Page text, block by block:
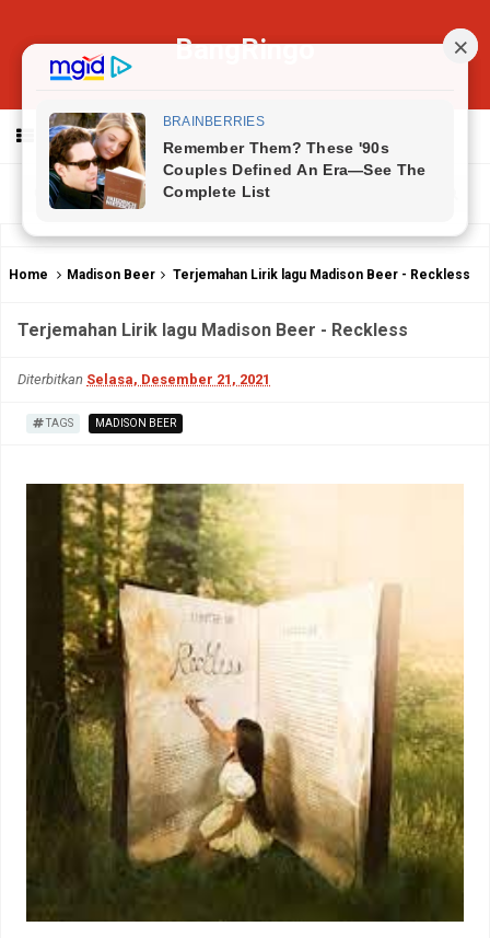
BangRingo
MENU
Home Madison Beer Terjemahan Lirik lagu Madison Beer - Reckless
Terjemahan Lirik lagu Madison Beer - Reckless
Diterbitkan Selasa, Desember 21, 2021
TAGS MADISON BEER